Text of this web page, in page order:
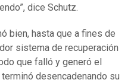
dice Schutz.
bien, hasta que a fines de
sistema de recuperación
que falló y generó el
desencadenando su